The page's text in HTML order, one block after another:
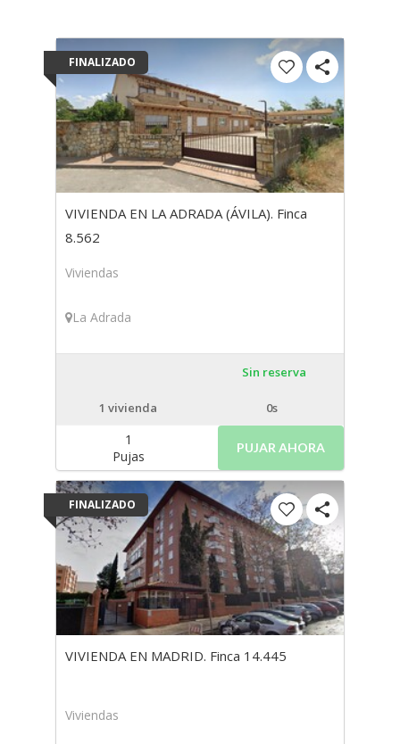
FINALIZADO
VIVIENDA EN LA ADRADA (ÁVILA). Finca
8.562
Viviendas
La Adrada
Sin reserva
1 vivienda 0s
1
Pujas
PUJAR AHORA
FINALIZADO
VIVIENDA EN MADRID. Finca 14.445
Viviendas